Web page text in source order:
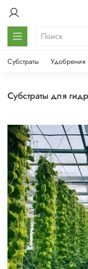
Субстраты Удобрения
субстраты для